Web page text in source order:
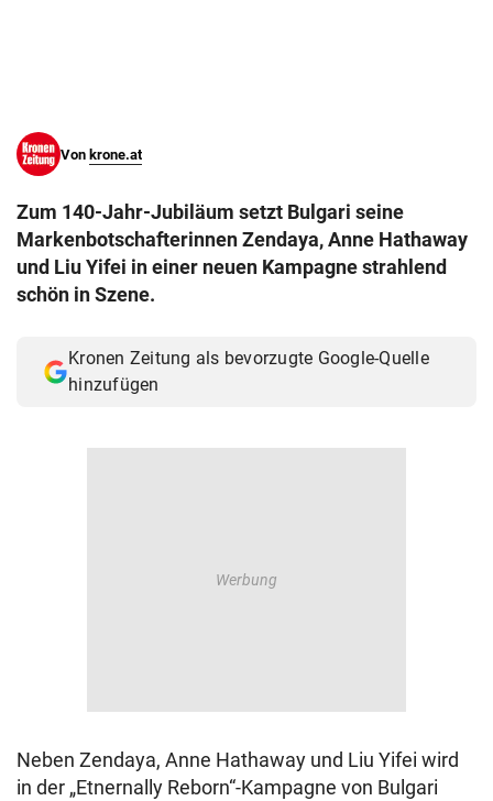
Von krone.at
Zum 140-Jahr-Jubiläum setzt Bulgari seine
Markenbotschafterinnen Zendaya, Anne Hathaway
und Liu Yifei in einer neuen Kampagne strahlend
schön in Szene.
Kronen Zeitung als bevorzugte Google-Quelle
hinzufügen
Neben Zendaya, Anne Hathaway und Liu Yifei wird
in der „Etnernally Reborn“-Kampagne von Bulgari